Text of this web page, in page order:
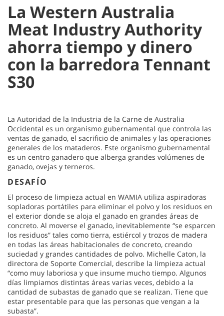
La Western Australia
Meat Industry Authority
ahorra tiempo y dinero
con la barredora Tennant
S30
La Autoridad de la Industria de la Carne de Australia
Occidental es un organismo gubernamental que controla las
ventas de ganado, el sacrificio de animales y las operaciones
generales de los mataderos. Este organismo gubernamental
es un centro ganadero que alberga grandes volúmenes de
ganado, ovejas y terneros.
DESAFÍO
El proceso de limpieza actual en WAMIA utiliza aspiradoras
sopladoras portátiles para eliminar el polvo y los residuos en
el exterior donde se aloja el ganado en grandes áreas de
concreto. Al moverse el ganado, inevitablemente “se esparcen
los residuos” tales como tierra, estiércol y trozos de madera
en todas las áreas habitacionales de concreto, creando
suciedad y grandes cantidades de polvo. Michelle Caton, la
directora de Soporte Comercial, describe la limpieza actual
“como muy laboriosa y que insume mucho tiempo. Algunos
días limpiamos distintas áreas varias veces, debido a la
cantidad de subastas de ganado que se realizan. Tiene que
estar presentable para que las personas que vengan a la
subasta”.